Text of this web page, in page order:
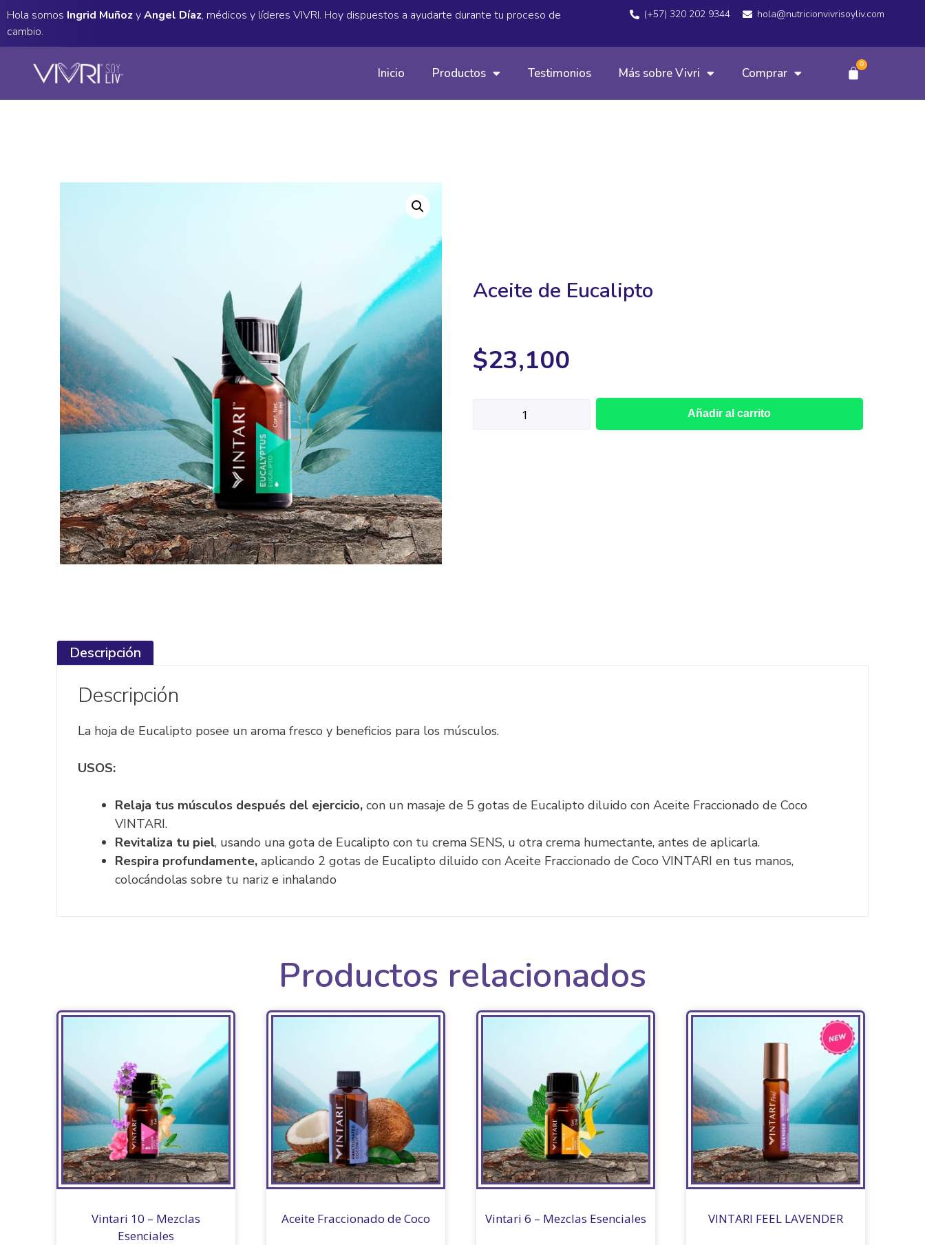
Hola somos Ingrid MuñozyAngel Díaz, médicos y líderes VIVRI. Hoy dispuestos a ayudarte durante tu proceso de
cambio.
(+57) 320 202 9344 hola@nutricionvivrisoyliv.com
Inicio Productos Testimonios Más sobre Vivri Comprar
0
Aceite de Eucalipto
$23,100
Añadir al carrito
Descripción
Descripción
La hoja de Eucalipto posee un aroma fresco y beneficios para los músculos.
USOS:
Relaja tus músculos después del ejercicio, con un masaje de 5 gotas de Eucalipto diluido con Aceite Fraccionado de Coco
VINTARI.
Revitaliza tu piel, usando una gota de Eucalipto con tu crema SENS, u otra crema humectante, antes de aplicarla.
Respira profundamente, aplicando 2 gotas de Eucalipto diluido con Aceite Fraccionado de Coco VINTARI en tus manos,
colocándolas sobre tu nariz e inhalando
Productos relacionados
Vintari 10 – Mezclas
Esenciales
Aceite Fraccionado de Coco Vintari 6 – Mezclas Esenciales VINTARI FEEL LAVENDER